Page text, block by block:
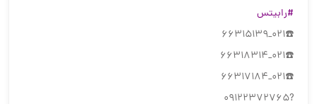
#رابیتس
☎️021_66315139
☎️021_66318314
☎️021_66317184
?09122372765